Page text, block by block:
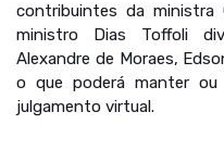
contribuintes da ministra
ministro Dias Toffoli
Alexandre de Moraes,
o que poderá manter
julgamento virtual.